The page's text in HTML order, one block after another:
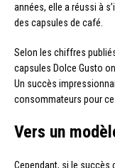
années, elle a réussi à
des capsules de café.
Selon les chiffres
capsules Dolce Gusto
Un succès
consommateurs pour
Vers un
Cependant, si le succès